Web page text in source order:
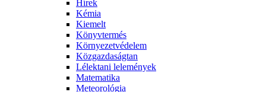
Hírek
Kémia
Kiemelt
Könyvtermés
Környezetvédelem
Közgazdaságtan
Lélektani lelemények
Matematika
Meteorológia